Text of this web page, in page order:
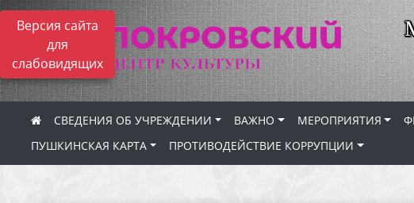
Версия сайта
для
слабовидящих
СВЕДЕНИЯ ОБ УЧРЕЖДЕНИИ ВАЖНО МЕРОПРИЯТИЯ
ПУШКИНСКАЯ КАРТА
ПРОТИВОДЕЙСТВИЕ КОРРУПЦИИ